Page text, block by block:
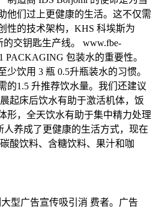
他们过上更健康的生活。这不仅需
性的技术架构，KHS 科埃斯为
的交钥匙生产线。 www.fbe-
PACKAGING 包装水的重要性。
饮用 3 瓶 0.5升瓶装水的习惯。
的1.5 升推荐饮水量。我们还建议
起床后饮水有助于激活机体，饭
形，全天饮水有助于集中精力处理
人养成了更健康的生活方式，现在
酸饮料、含糖饮料、果汁和咖
型广告宣传吸引消 费者。广告